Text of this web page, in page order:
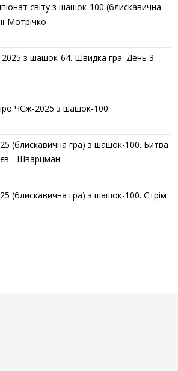
світу з шашок-100 (блискавична
Мотрічко
2025 з шашок-64. Швидка гра. День 3.
про ЧСж-2025 з шашок-100
(блискавична гра) з шашок-100. Битва
- Шварцман
(блискавична гра) з шашок-100. Стрім